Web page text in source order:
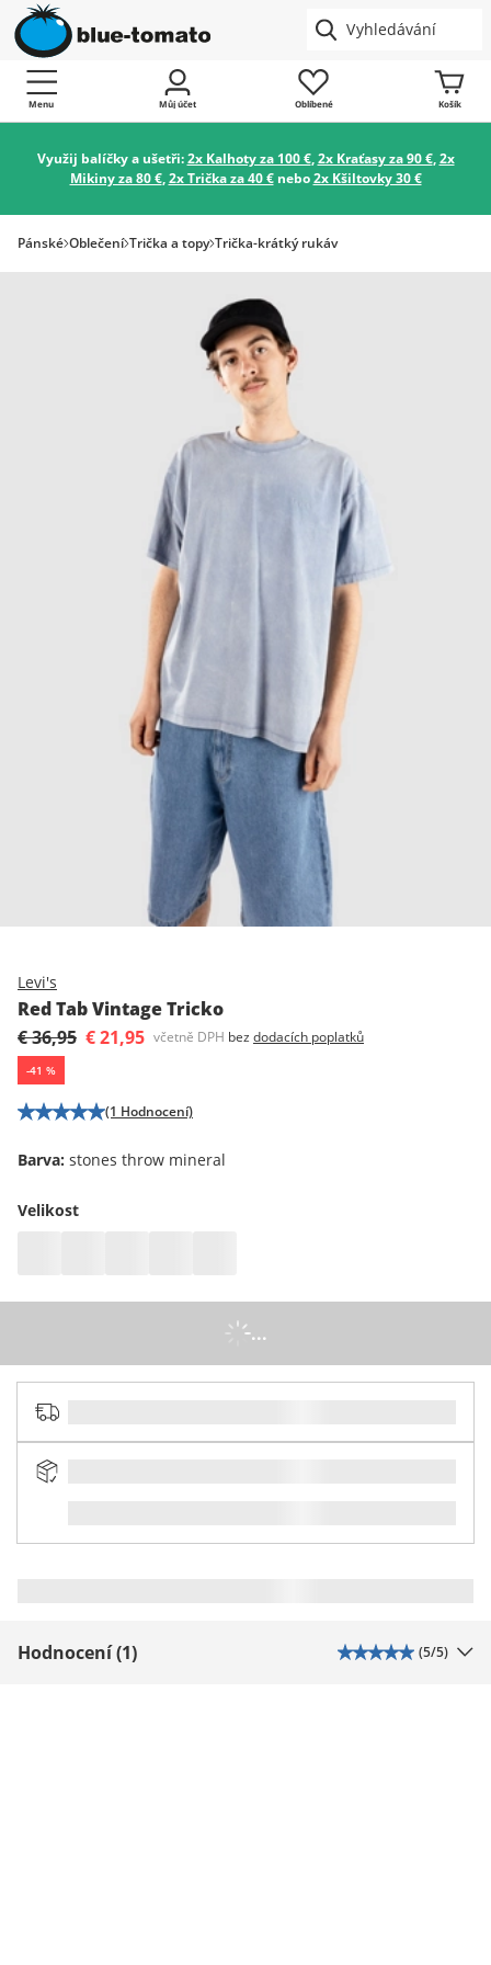
Menu Můj účet Oblíbené Košík
Využij balíčky a ušetři:2x Kalhoty za 100 €,2x Kraťasy za 90 €,2x
Mikiny za 80 €,2x Trička za 40 €nebo2x Kšiltovky 30 €
Pánské Oblečení Trička a topy Trička-krátký rukáv
Levi's
Red Tab Vintage Tricko
€ 36,95 € 21,95 včetně DPH bez dodacích poplatků
-41 %
(1 Hodnocení)
Barva: stones throw mineral
Velikost
...
Hodnocení (1) (5/5)